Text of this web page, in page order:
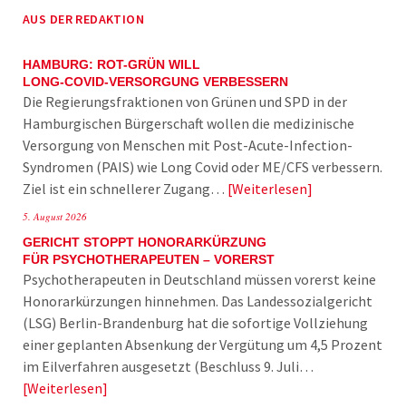
AUS DER REDAKTION
HAMBURG: ROT-GRÜN WILL
LONG-COVID-VERSORGUNG VERBESSERN
Die Regierungsfraktionen von Grünen und SPD in der
Hamburgischen Bürgerschaft wollen die medizinische
Versorgung von Menschen mit Post-Acute-Infection-
Syndromen (PAIS) wie Long Covid oder ME/CFS verbessern.
Ziel ist ein schnellerer Zugang… Weiterlesen
5. August 2026
GERICHT STOPPT HONORARKÜRZUNG
FÜR PSYCHOTHERAPEUTEN – VORERST
Psychotherapeuten in Deutschland müssen vorerst keine
Honorarkürzungen hinnehmen. Das Landessozialgericht
(LSG) Berlin-Brandenburg hat die sofortige Vollziehung
einer geplanten Absenkung der Vergütung um 4,5 Prozent
im Eilverfahren ausgesetzt (Beschluss 9. Juli…
Weiterlesen